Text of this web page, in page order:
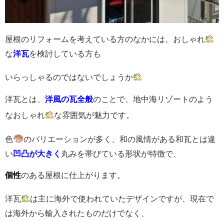
屋根のリフォームを考えている方のなかには、おしゃれ
な洋瓦を検討している方も
いらっしゃるのではないでしょうか
洋瓦とは、 洋風の瓦全般のことで、地中海リゾートのよう
なおしゃれ
な雰囲気が魅力です。
色
のバリエーションが多く、和の風情がある和瓦とは違
い 凹凸が大きく 丸みを帯びている形状が特徴で、
個性のある屋根に仕上がります。
洋瓦
は主に海外で使われていたデザインですが、現在で
は海外から輸入されたものだけでなく、